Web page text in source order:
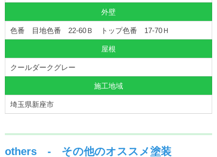
外壁
色番 目地色番 22-60Ｂ トップ色番 17-70Ｈ
屋根
クールダークグレー
施工地域
埼玉県新座市
others - その他のオススメ塗装